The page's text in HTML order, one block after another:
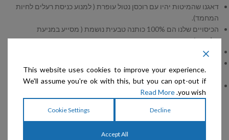
דאגנו שהמיטות יהיו עם רוכסן נטול עופרת ( למנוע כניסת רעלים לחיות
המחמד).
הכיסויים שלנו הם 100% כותנה טבעית נושמת ( מסייע במניעת
אלרגיות).
איכות גבוה של תפירה אחידה, מבטיחה שימוש לאורך זמן רב.
מסייעים בשמירה על איכות הסביבה.
רחיץ במכונה ומייבש מייבש
Reducing Waste That Goes Into Landfills – 10 Million Bottles
This website uses cookies to improve your experience.
We'll assume you're ok with this, but you can opt-out if
you wish.
Read More
Decline
Cookie Settings
Accept All